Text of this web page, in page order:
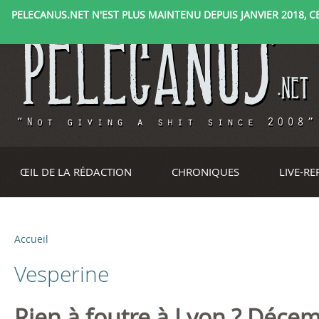
PELECANUS.NET N'EST PLUS MAINTENU DEPUIS JANVIER 2018,
ŒIL DE LA RÉDACTION CHRONIQUES LIVE-
V
o
u
Accueil
Vesperine